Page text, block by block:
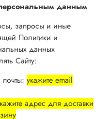
данным
запросы и иные
Политики и
данных
Сайту:
укажите email
адрес для доставки